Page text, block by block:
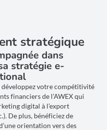
stratégique
dans
stratégie e-
développez votre compétitivité
financiers de l’AWEX qui
digital à l’export
De plus, bénéficiez de
orientation vers des